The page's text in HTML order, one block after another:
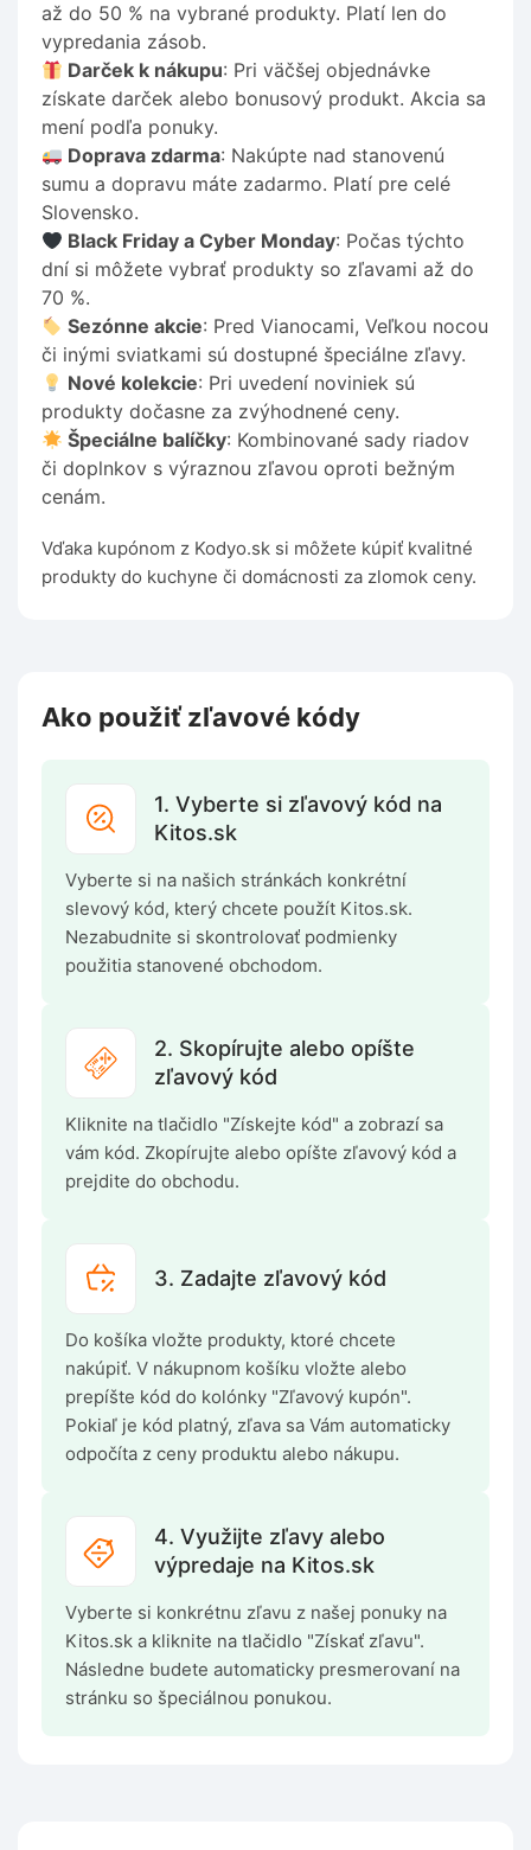
až do 50 % na vybrané produkty. Platí len do
vypredania zásob.
Darček k nákupu: Pri väčšej objednávke
získate darček alebo bonusový produkt. Akcia sa
mení podľa ponuky.
Doprava zdarma: Nakúpte nad stanovenú
sumu a dopravu máte zadarmo. Platí pre celé
Slovensko.
Black Friday a Cyber Monday: Počas týchto
dní si môžete vybrať produkty so zľavami až do
70 %.
Sezónne akcie: Pred Vianocami, Veľkou nocou
či inými sviatkami sú dostupné špeciálne zľavy.
Nové kolekcie: Pri uvedení noviniek sú
produkty dočasne za zvýhodnené ceny.
Špeciálne balíčky: Kombinované sady riadov
či doplnkov s výraznou zľavou oproti bežným
cenám.
Vďaka kupónom z Kodyo.sk si môžete kúpiť kvalitné
produkty do kuchyne či domácnosti za zlomok ceny.
Ako použiť zľavové kódy
1. Vyberte si zľavový kód na
Kitos.sk
Vyberte si na našich stránkách konkrétní
slevový kód, který chcete použít Kitos.sk.
Nezabudnite si skontrolovať podmienky
použitia stanovené obchodom.
2. Skopírujte alebo opíšte
zľavový kód
Kliknite na tlačidlo "Získejte kód" a zobrazí sa
vám kód. Zkopírujte alebo opíšte zľavový kód a
prejdite do obchodu.
3. Zadajte zľavový kód
Do košíka vložte produkty, ktoré chcete
nakúpiť. V nákupnom košíku vložte alebo
prepíšte kód do kolónky "Zľavový kupón".
Pokiaľ je kód platný, zľava sa Vám automaticky
odpočíta z ceny produktu alebo nákupu.
4. Využijte zľavy alebo
výpredaje na Kitos.sk
Vyberte si konkrétnu zľavu z našej ponuky na
Kitos.sk a kliknite na tlačidlo "Získať zľavu".
Následne budete automaticky presmerovaní na
stránku so špeciálnou ponukou.